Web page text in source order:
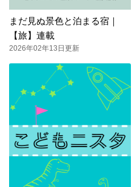
まだ見ぬ景色と泊まる宿｜
【旅】連載
2026年02年13日更新